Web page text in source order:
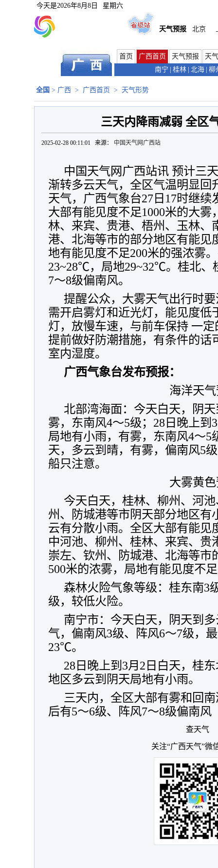
今天是2026年8月8日 星期六
天气预报 北京
首页 广西首页 天气预报
天
南宁
桂林 北海 柳
全国 > 广西 > 广西首页 > 天气形势
三天内降雨减弱 全区
2025-02-28 00:11:01 来源： 中国天气网广西站
中国天气网广西站讯 预计三
渐转多云天气，全区气温明显回
天气，广西气象台27日17时继
大部有能见度不足1000米的大雾
林、来宾、贵港、梧州、玉林、
港、北海等市的部分地区有能见
地有能见度不足200米的强浓雾
23~28℃，局地29~32℃。桂北、
7～8级偏南风。
提醒公众，大雾天气出行时
需开启雾灯和近光灯，能见度低
灯，放慢车速，与前车保持 一
提前做好防潮措施，有条件的话
室内湿度。
广西气象台发布预报：
海洋天
北部湾海面：今天白天，阴
雾，东南风4～5级；28日晚上到
局地有小雨，有雾，东南风4～5
天，多云到晴，有雾，偏南风5
船只注意。
大雾黄
今天白天，桂林、柳州、河
州、防城港等市阴天部分地区有
云有分散小雨。全区大部有能见
中河池、柳州、桂林、来宾、贵
崇左、钦州、防城港、北海等市
500米的浓雾，局地有能见度不
森林火险气象等级：桂东南3
级，较低火险。
南宁市：今天白天，阴天到
气，偏南风3级、阵风6～7级，
23℃。
28日晚上到3月2日白天，桂
地区多云到阴天局地有小雨。
三天内，全区大部有雾和回
后有5～6级、阵风7～8级偏南风
查天气
关注“广西天气”微